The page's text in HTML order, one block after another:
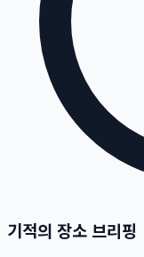
기적의 장소 브리핑